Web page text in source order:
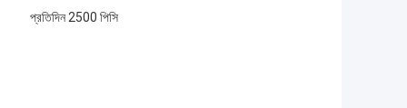
প্রতিদিন 2500 পিসি